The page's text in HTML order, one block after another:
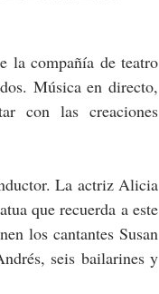
Música en directo,
con las creaciones
La actriz Alicia
que recuerda a este
los cantantes Susan
seis bailarines y